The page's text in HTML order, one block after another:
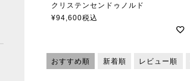
クリステンセンドゥノルド
¥94,600税込
おすすめ順 新着順 レビュー順